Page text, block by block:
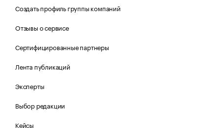
Создать профиль группы компаний
Отзывы о сервисе
Сертифицированные партнеры
Лента публикаций
Эксперты
Выбор редакции
Кейсы